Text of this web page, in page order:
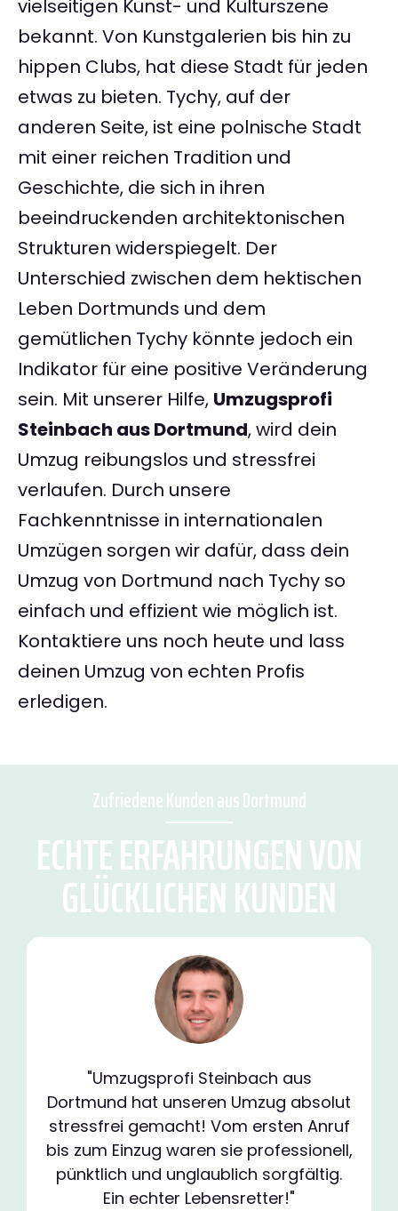
vielseitigen Kunst- und Kulturszene
bekannt. Von Kunstgalerien bis hin zu
hippen Clubs, hat diese Stadt für jeden
etwas zu bieten. Tychy, auf der
anderen Seite, ist eine polnische Stadt
mit einer reichen Tradition und
Geschichte, die sich in ihren
beeindruckenden architektonischen
Strukturen widerspiegelt. Der
Unterschied zwischen dem hektischen
Leben Dortmunds und dem
gemütlichen Tychy könnte jedoch ein
Indikator für eine positive Veränderung
sein. Mit unserer Hilfe, Umzugsprofi
Steinbach aus Dortmund, wird dein
Umzug reibungslos und stressfrei
verlaufen. Durch unsere
Fachkenntnisse in internationalen
Umzügen sorgen wir dafür, dass dein
Umzug von Dortmund nach Tychy so
einfach und effizient wie möglich ist.
Kontaktiere uns noch heute und lass
deinen Umzug von echten Profis
erledigen.
Zufriedene Kunden aus Dortmund
ECHTE ERFAHRUNGEN VON
GLÜCKLICHEN KUNDEN
"Umzugsprofi Steinbach aus
Dortmund hat unseren Umzug absolut
stressfrei gemacht! Vom ersten Anruf
bis zum Einzug waren sie professionell,
pünktlich und unglaublich sorgfältig.
Ein echter Lebensretter!"